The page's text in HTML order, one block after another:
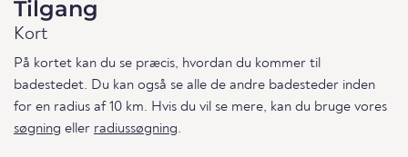
Tilgang
Kort
På kortet kan du se præcis, hvordan du kommer til
badestedet. Du kan også se alle de andre badesteder inden
for en radius af 10 km. Hvis du vil se mere, kan du bruge vores
søgning eller radiussøgning.